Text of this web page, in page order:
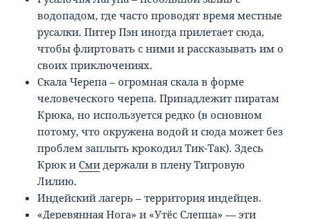
водопадом, где часто проводят время местные
русалки. Питер Пэн иногда прилетает сюда,
чтобы флиртовать с ними и рассказывать им о
своих приключениях.
Скала Черепа – огромная скала в форме
человеческого черепа. Принадлежит пиратам
Крюка, но используется редко (в основном
потому, что окружена водой и сюда может без
проблем заплыть крокодил Тик-Так). Здесь
Крюк иСми держали в плену Тигровую
Лилию.
Индейский лагерь – территория индейцев.
«Деревянная Нога» и «Утёс Слепца» — эти